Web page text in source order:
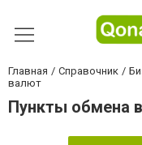
Главная Справочник
валют
Пункты обмена